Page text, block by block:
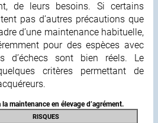
de leurs besoins. Si certains
pas d’autres précautions que
d’une maintenance habituelle,
pour des espèces avec
d’échecs sont bien réels. Le
critères permettant de
maintenance en élevage d’agrément.
RISQUES